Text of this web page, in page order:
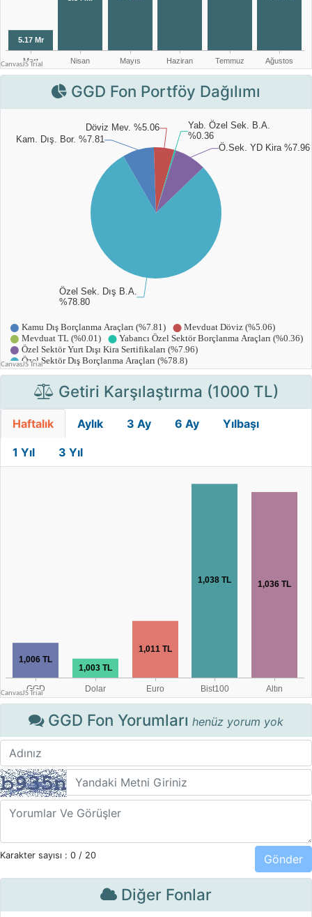
GGD Fon Portföy Dağılımı
Getiri Karşılaştırma (1000 TL)
Haftalık Aylık 3 Ay 6 Ay Yılbaşı
1 Yıl 3 Yıl
GGD Fon Yorumları henüz yorum yok
Karakter sayısı : 0 / 20
Diğer Fonlar